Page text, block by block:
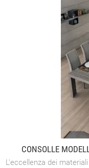
CONSOLLE
L'eccellenza dei